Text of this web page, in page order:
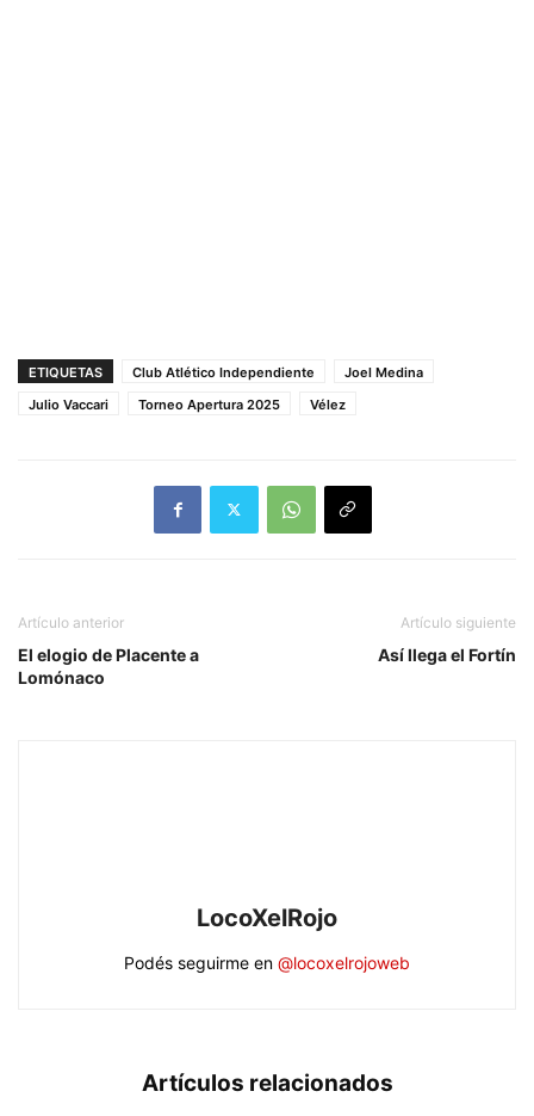
ETIQUETAS Club Atlético Independiente
Joel Medina
Julio Vaccari
Torneo Apertura 2025 Vélez
Artículo anterior
El elogio de Placente a
Lomónaco
Artículo siguiente
Así llega el Fortín
LocoXelRojo
Podés seguirme en @locoxelrojoweb
Artículos relacionados